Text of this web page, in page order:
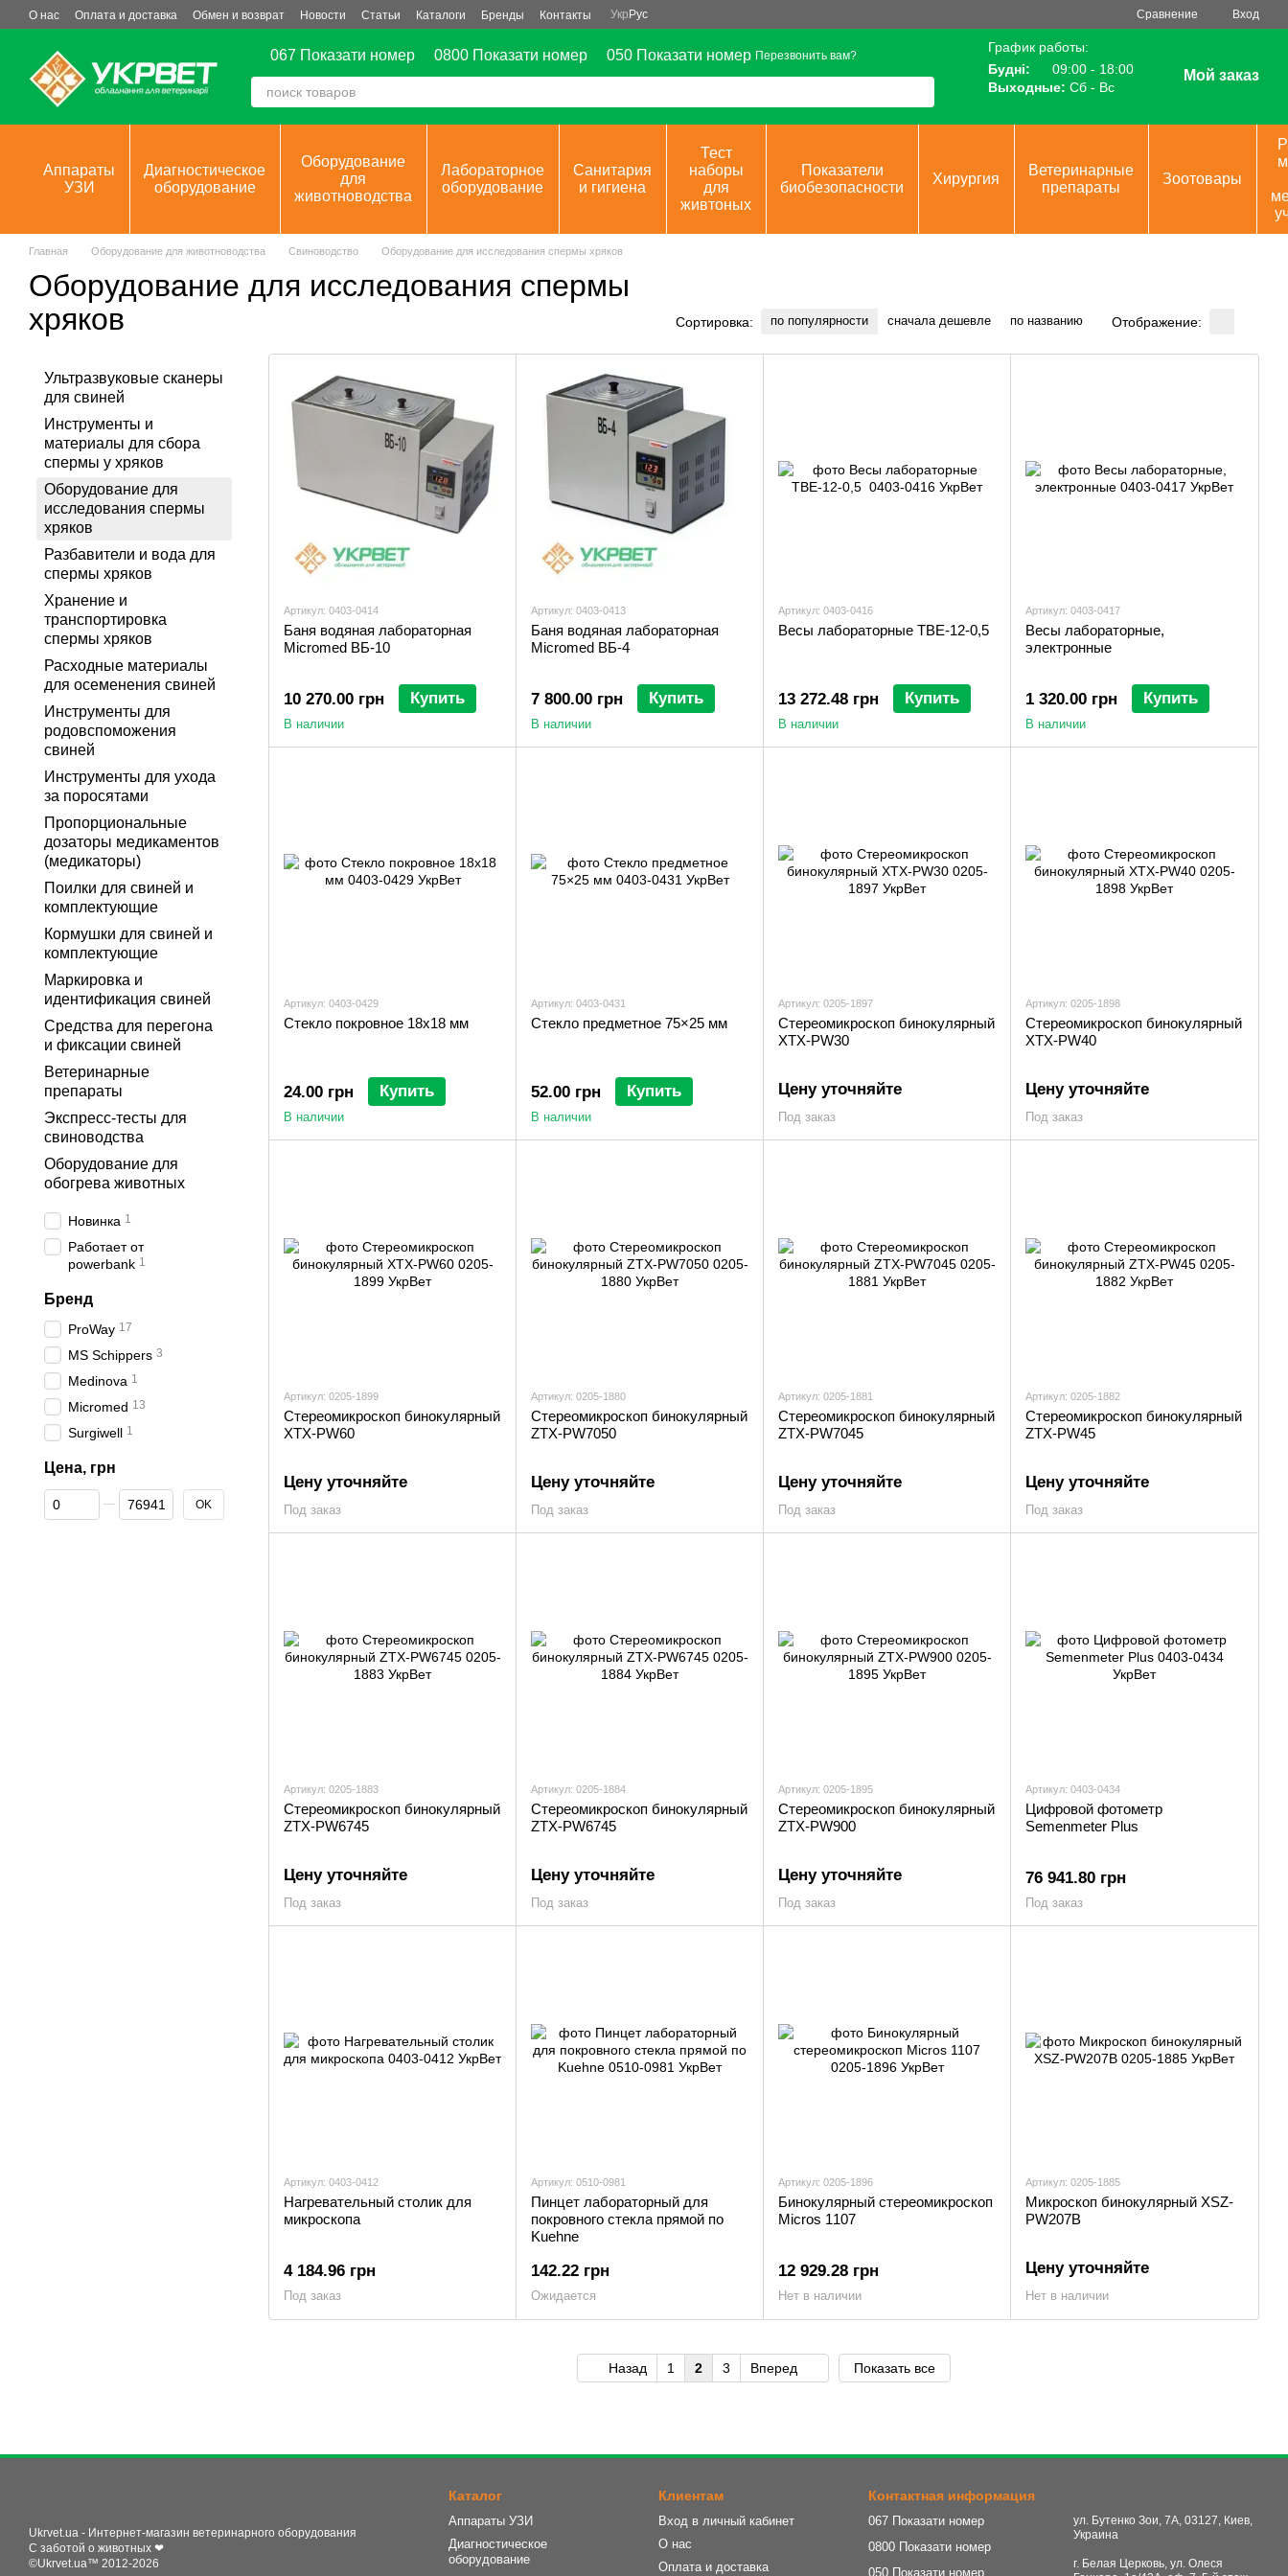
Перейти к основному контенту
О нас Оплата и доставка Обмен и возврат Новости Статьи Каталоги Бренды Контакты Укр Рус Сравнение Вход
067 Показати номер 0800 Показати номер 050 Показати номер Перезвонить вам?
График работы:
Будні:
09:00 - 18:00
Выходные: Сб - Вс
Мой заказ
Аппараты
УЗИ
Диагностическое
оборудование
Оборудование
для
животноводства
Лабораторное
оборудование
Санитария
и гигиена
Тест
наборы
для
живтоных
Показатели
биобезопасности
Хирургия
Ветеринарные
препараты
Зоотовары
Главная Оборудование для животноводства Свиноводство Оборудование для исследования спермы хряков
Оборудование для исследования спермы
хряков
Сортировка: по популярности сначала дешевле по названию Отображение:
Артикул: 0403-0414
Баня водяная лабораторная
Micromed ВБ-10
10 270.00 грн Купить
В наличии
Артикул: 0403-0413
Баня водяная лабораторная
Micromed ВБ-4
7 800.00 грн Купить
В наличии
Артикул: 0403-0416
Весы лабораторные ТВЕ-12-0,5
13 272.48 грн Купить
В наличии
Артикул: 0403-0417
Весы лабораторные,
электронные
1 320.00 грн Купить
В наличии
Артикул: 0403-0429
Стекло покровное 18х18 мм
24.00 грн Купить
В наличии
Артикул: 0403-0431
Стекло предметное 75×25 мм
52.00 грн Купить
В наличии
Артикул: 0205-1897
Стереомикроскоп бинокулярный
XTX-PW30
Цену уточняйте
Под заказ
Артикул: 0205-1898
Стереомикроскоп бинокулярный
XTX-PW40
Цену уточняйте
Под заказ
Артикул: 0205-1899
Стереомикроскоп бинокулярный
XTX-PW60
Цену уточняйте
Под заказ
Артикул: 0205-1880
Стереомикроскоп бинокулярный
ZTX-PW7050
Цену уточняйте
Под заказ
Артикул: 0205-1881
Стереомикроскоп бинокулярный
ZTX-PW7045
Цену уточняйте
Под заказ
Артикул: 0205-1882
Стереомикроскоп бинокулярный
ZTX-PW45
Цену уточняйте
Под заказ
Артикул: 0205-1883
Стереомикроскоп бинокулярный
ZTX-PW6745
Цену уточняйте
Под заказ
Артикул: 0205-1884
Стереомикроскоп бинокулярный
ZTX-PW6745
Цену уточняйте
Под заказ
Артикул: 0205-1895
Стереомикроскоп бинокулярный
ZTX-PW900
Цену уточняйте
Под заказ
Артикул: 0403-0434
Цифровой фотометр
Semenmeter Plus
76 941.80 грн
Под заказ
Артикул: 0403-0412
Нагревательный столик для
микроскопа
4 184.96 грн
Под заказ
Артикул: 0510-0981
Пинцет лабораторный для
покровного стекла прямой по
Kuehne
142.22 грн
Ожидается
Артикул: 0205-1896
Бинокулярный стереомикроскоп
Micros 1107
12 929.28 грн
Нет в наличии
Артикул: 0205-1885
Микроскоп бинокулярный XSZ-
PW207В
Цену уточняйте
Нет в наличии
Назад 1 2 3 Вперед Показать все
Ультразвуковые сканеры
для свиней
Инструменты и
материалы для сбора
спермы у хряков
Оборудование для
исследования спермы
хряков
Разбавители и вода для
спермы хряков
Хранение и
транспортировка
спермы хряков
Расходные материалы
для осеменения свиней
Инструменты для
родовспоможения
свиней
Инструменты для ухода
за поросятами
Пропорциональные
дозаторы медикаментов
(медикаторы)
Поилки для свиней и
комплектующие
Кормушки для свиней и
комплектующие
Маркировка и
идентификация свиней
Средства для перегона
и фиксации свиней
Ветеринарные
препараты
Экспресс-тесты для
свиноводства
Оборудование для
обогрева животных
Новинка 1
Работает от
powerbank 1
Бренд
ProWay 17
MS Schippers 3
Medinova 1
Micromed 13
Surgiwell 1
Цена, грн
От Цена, грн
До Цена, грн OK
Ukrvet.ua - Интернет-магазин ветеринарного оборудования
С заботой о животных ❤
©Ukrvet.ua™ 2012-2026
Каталог
Аппараты УЗИ
Диагностическое
оборудование
Клиентам
Вход в личный кабинет
О нас
Оплата и доставка
Контактная информация
067 Показати номер
0800 Показати номер
050 Показати номер
ул. Бутенко Зои, 7А, 03127, Киев,
Украина
г. Белая Церковь, ул. Олеся